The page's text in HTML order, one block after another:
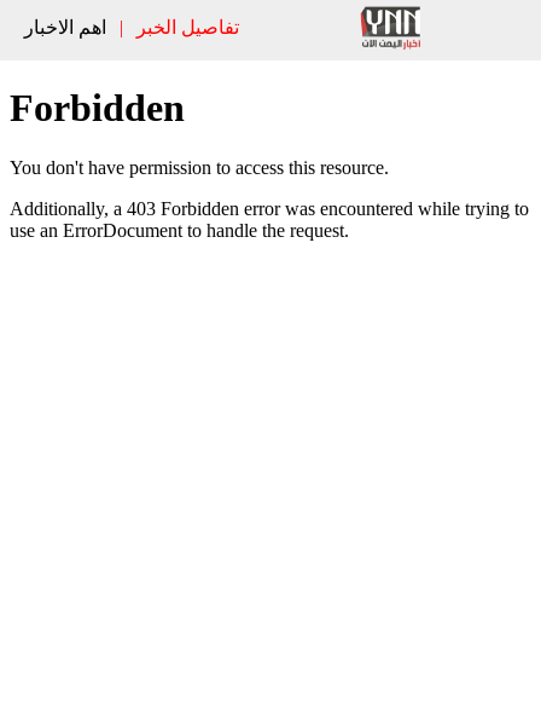
تفاصيل الخبر | اهم الاخبار